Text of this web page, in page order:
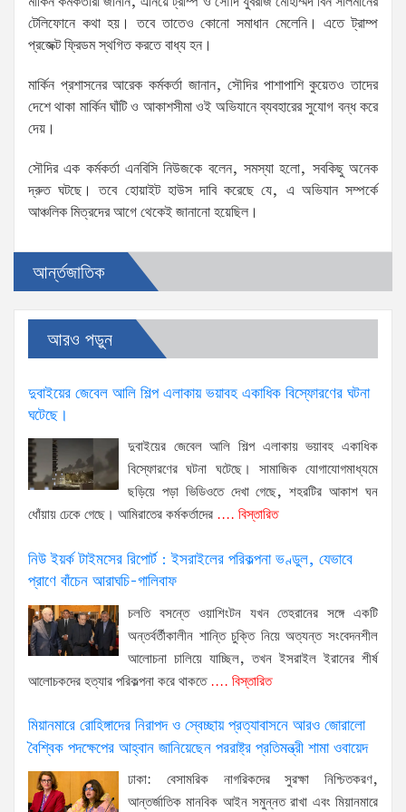
টেলিফোনে কথা হয়। তবে তাতেও কোনো সমাধান মেলেনি। এতে ট্রাম্প
প্রজেক্ট ফ্রিডম স্থগিত করতে বাধ্য হন।
মার্কিন প্রশাসনের আরেক কর্মকর্তা জানান, সৌদির পাশাপাশি কুয়েতও তাদের
দেশে থাকা মার্কিন ঘাঁটি ও আকাশসীমা ওই অভিযানে ব্যবহারের সুযোগ বন্ধ করে
দেয়।
সৌদির এক কর্মকর্তা এনবিসি নিউজকে বলেন, সমস্যা হলো, সবকিছু অনেক
দ্রুত ঘটছে। তবে হোয়াইট হাউস দাবি করেছে যে, এ অভিযান সম্পর্কে
আঞ্চলিক মিত্রদের আগে থেকেই জানানো হয়েছিল।
আর্ন্তজাতিক
আরও পড়ুন
দুবাইয়ের জেবেল আলি শিল্প এলাকায় ভয়াবহ একাধিক বিস্ফোরণের ঘটনা
ঘটেছে।
দুবাইয়ের জেবেল আলি শিল্প এলাকায় ভয়াবহ একাধিক
বিস্ফোরণের ঘটনা ঘটেছে। সামাজিক যোগাযোগমাধ্যমে
ছড়িয়ে পড়া ভিডিওতে দেখা গেছে, শহরটির আকাশ ঘন
ধোঁয়ায় ঢেকে গেছে। আমিরাতের কর্মকর্তাদের .... বিস্তারিত
নিউ ইয়র্ক টাইমসের রিপোর্ট : ইসরাইলের পরিকল্পনা ভণ্ডুল, যেভাবে
প্রাণে বাঁচেন আরাঘচি-গালিবাফ
চলতি বসন্তে ওয়াশিংটন যখন তেহরানের সঙ্গে একটি
অন্তর্বর্তীকালীন শান্তি চুক্তি নিয়ে অত্যন্ত সংবেদনশীল
আলোচনা চালিয়ে যাচ্ছিল, তখন ইসরাইল ইরানের শীর্ষ
আলোচকদের হত্যার পরিকল্পনা করে থাকতে.... বিস্তারিত
মিয়ানমারে রোহিঙ্গাদের নিরাপদ ও স্বেচ্ছায় প্রত্যাবাসনে আরও জোরালো
বৈশ্বিক পদক্ষেপের আহ্বান জানিয়েছেন পররাষ্ট্র প্রতিমন্ত্রী শামা ওবায়েদ
ঢাকা: বেসামরিক নাগরিকদের সুরক্ষা নিশ্চিতকরণ,
আন্তর্জাতিক মানবিক আইন সমুন্নত রাখা এবং মিয়ানমারে